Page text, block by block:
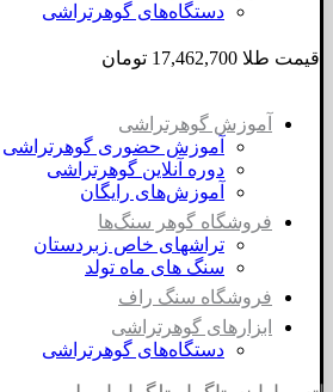
دستگاه‌های گوهرتراشی
قیمت طلا 17,462,700 تومان
آموزش گوهرتراشی
آموزش حضوری گوهرتراشی
دوره آنلاین گوهرتراشی
آموزش‌های رایگان
فروشگاه گوهر سنگ‌ها
تراشهای خاص زبردستان
سنگ های ماه تولد
فروشگاه سنگ راف
ابزارهای گوهرتراشی
دستگاه‌های گوهرتراشی